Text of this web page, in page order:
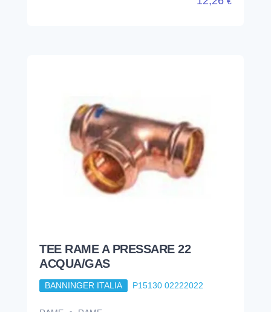
TEE RAME A PRESSARE 22
ACQUA/GAS
BANNINGER ITALIA P15130 02222022